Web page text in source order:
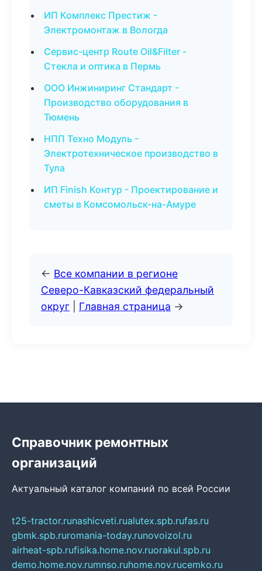
ИП Комплекс Престиж -
Электромонтаж в Вологда
Сервис-центр Route Oil&Filter -
Стекла и оптика в Пермь
ООО Инжиниринг Стандарт -
Производство оборудования в
Тюмень
НПП Техно Модуль -
Электротехническое производство в
Тула
ИП Finish Контур - Проектирование и
сметы в Комсомольск-на-Амуре
← Все компании в регионе
Северо-Кавказский федеральный
округ
Главная страница →
Справочник ремонтных
организаций
Актуальный каталог компаний по всей России
t25-tractor.runashicveti.rualutex.spb.rufas.ru
gbmk.spb.ruromania-today.runovoizol.ru
airheat-spb.rufisika.home.nov.ruorakul.spb.ru
demo.home.nov.rumnso.ruhome.nov.rucemko.ru